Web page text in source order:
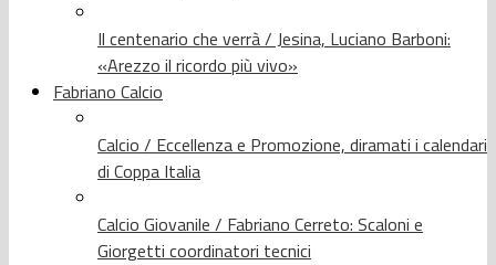
Il centenario che verrà / Jesina, Luciano Barboni:
«Arezzo il ricordo più vivo»
Fabriano Calcio
Calcio / Eccellenza e Promozione, diramati i calendari
di Coppa Italia
Calcio Giovanile / Fabriano Cerreto: Scaloni e
Giorgetti coordinatori tecnici